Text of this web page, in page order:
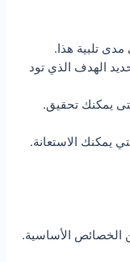
.السبب الرئيسي لنجاح أي تطبيق يعتمد على مدى تلبية هذا
الهدف الذي تود
.وكذلك مدى الفائدة التي سيقدمها للأفراد حتى يمكنك تحقيق
يمكنك الاستعانة
.يجب أن تكون خصائص التطبيق جامعة ما بين الخصائص الأساسية